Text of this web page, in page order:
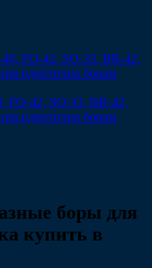
FO-42, SO-33, BR-42,
идентична борам
боры для
купить в